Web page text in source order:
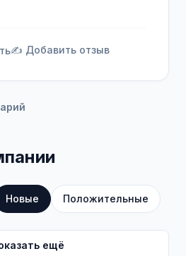
✍️ Добавить отзыв
Новые Положительные
ещё